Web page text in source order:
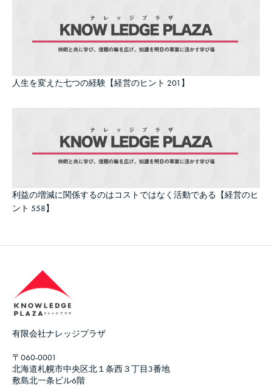
人生を変えた七つの経験【経営のヒント 201】
利益の増減に関係するのはコストではなく活動である【経営のヒ
ント 558】
有限会社ナレッジプラザ
〒060-0001
北海道札幌市中央区北１条西３丁目3番地
敷島北一条ビル6階